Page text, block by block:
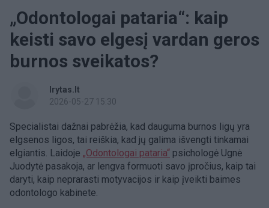
„Odontologai pataria“: kaip
keisti savo elgesį vardan geros
burnos sveikatos?
lrytas.lt
2026-05-27 15:30
Specialistai dažnai pabrėžia, kad dauguma burnos ligų yra
elgsenos ligos, tai reiškia, kad jų galima išvengti tinkamai
elgiantis. Laidoje „Odontologai pataria“ psichologė Ugnė
Juodytė pasakoja, ar lengva formuoti savo įpročius, kaip tai
daryti, kaip neprarasti motyvacijos ir kaip įveikti baimes
odontologo kabinete.